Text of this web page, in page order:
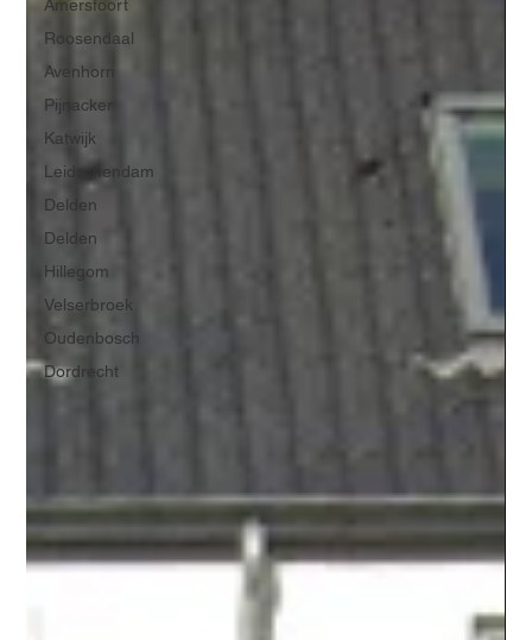
Amersfoort
Roosendaal
Avenhorn
Pijnacker
Katwijk
Leidschendam
Delden
Delden
Hillegom
Velserbroek
Oudenbosch
Dordrecht